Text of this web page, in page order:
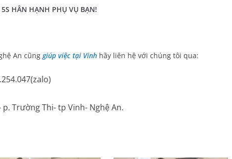
HẠNH PHỤ VỤ BẠN!
An cũng giúp việc tại Vinh hãy liên hệ với chúng tôi qua:
Trường Thi- tp Vinh- Nghệ An.